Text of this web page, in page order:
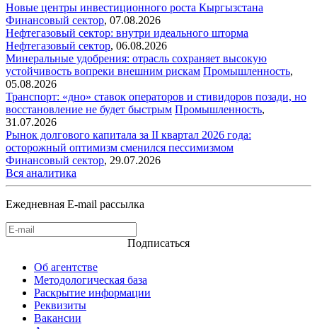
Новые центры инвестиционного роста Кыргызстана
Финансовый сектор, 07.08.2026
Нефтегазовый сектор: внутри идеального шторма
Нефтегазовый сектор, 06.08.2026
Минеральные удобрения: отрасль сохраняет высокую
устойчивость вопреки внешним рискам Промышленность,
05.08.2026
Транспорт: «дно» ставок операторов и стивидоров позади, но
восстановление не будет быстрым Промышленность,
31.07.2026
Рынок долгового капитала за II квартал 2026 года:
осторожный оптимизм сменился пессимизмом
Финансовый сектор, 29.07.2026
Вся аналитика
Ежедневная E-mail рассылка
Подписаться
Об агентстве
Методологическая база
Раскрытие информации
Реквизиты
Вакансии